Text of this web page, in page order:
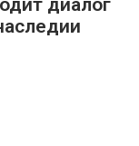
диалог